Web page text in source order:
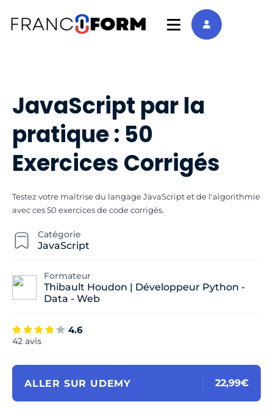
Catégorie
JavaScript
Formateur
Thibault Houdon | Développeur Python -
Data - Web
4.6
42 avis
JavaScript par la
pratique : 50
Exercices Corrigés
Testez votre maîtrise du langage JavaScript et de l'algorithmie
avec ces 50 exercices de code corrigés.
ALLER SUR UDEMY 22,99€